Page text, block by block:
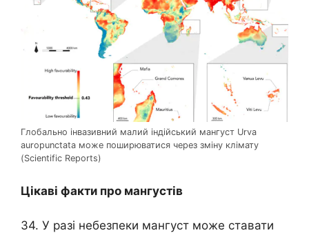
Глобально інвазивний малий індійський мангуст Urva
auropunctata може поширюватися через зміну клімату
(Scientific Reports)
Цікаві факти про мангустів
34. У разі небезпеки мангуст може ставати